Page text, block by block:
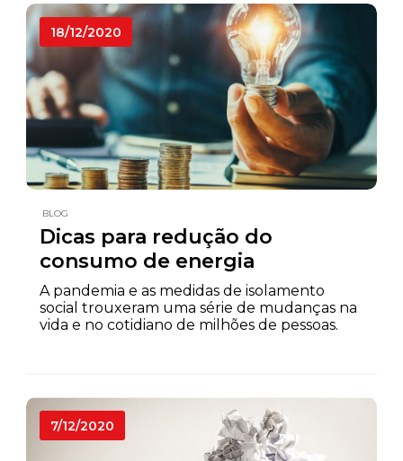
18/12/2020
BLOG
Dicas para redução do
consumo de energia
A pandemia e as medidas de isolamento
social trouxeram uma série de mudanças na
vida e no cotidiano de milhões de pessoas.
7/12/2020